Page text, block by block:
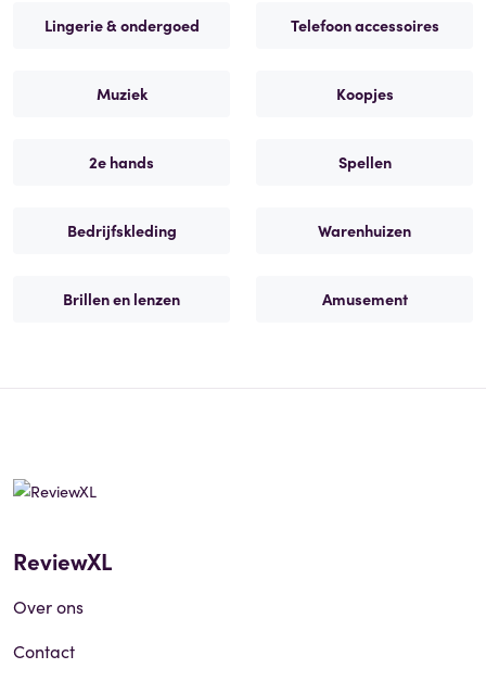
Lingerie & ondergoed Telefoon accessoires
Muziek Koopjes
2e hands Spellen
Bedrijfskleding Warenhuizen
Brillen en lenzen Amusement
ReviewXL
Over ons
Contact